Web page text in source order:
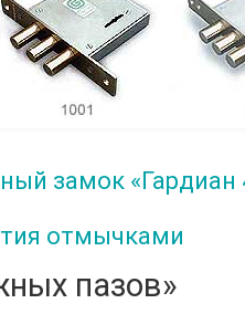
замок «Гардиан
отмычками
пазов»